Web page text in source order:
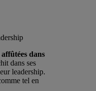
dans
dans ses
leadership.
tel en